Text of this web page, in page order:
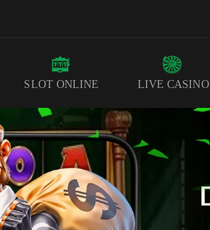
SLOT ONLINE LIVE CASINO